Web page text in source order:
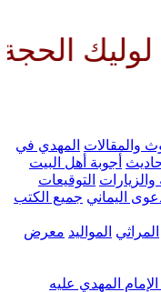
بن
في
البيت
الكتب
معرض